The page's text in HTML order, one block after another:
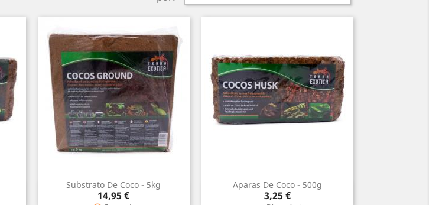
Substrato De Coco - 5kg
Preço
14,95 €
Vista rápida
Aparas De Coco - 500g
Preço
3,25 €
Vista rápida